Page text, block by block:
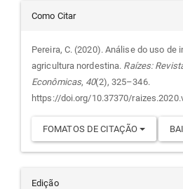
Detalhes
do
artigo
Como Citar
Pereira, C. (2020). Análise do uso de
agricultura nordestina. Raízes:
Econômicas, 40(2), 325–346.
https://doi.org/10.37370/
FOMATOS DE CITAÇÃO
Edição